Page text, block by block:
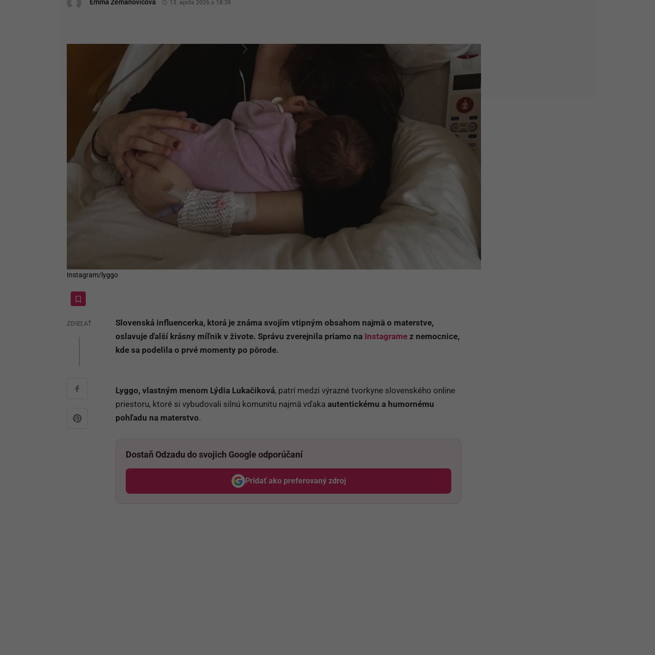
Emma Zemanovičová 13. apríla 2026 o 18:39
Instagram/lyggo
ZDIEĽAŤ
Slovenská influencerka, ktorá je známa svojím vtipným obsahom najmä o materstve,
oslavuje ďalší krásny míľnik v živote. Správu zverejnila priamo na Instagrame z nemocnice,
kde sa podelila o prvé momenty po pôrode.
Lyggo, vlastným menom Lýdia Lukačiková, patrí medzi výrazné tvorkyne slovenského online
priestoru, ktoré si vybudovali silnú komunitu najmä vďaka autentickému a humornému
pohľadu na materstvo.
Dostaň Odzadu do svojich Google odporúčaní
Pridať ako preferovaný zdroj
Odzadu, odkaz sa otvorí v novom okne